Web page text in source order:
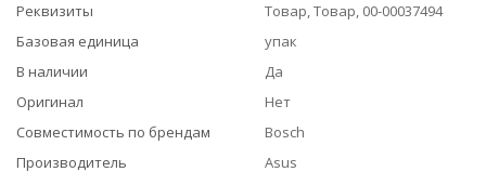
Реквизиты
Товар, Товар, 00-00037494
Базовая единица
упак
В наличии
Да
Оригинал
Нет
Совместимость по брендам
Bosch
Производитель
Asus